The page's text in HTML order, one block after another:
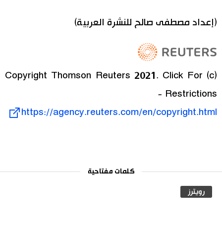
طوكيو
إعلان
(إعداد مصطفى صالح للنشرة العربية)
(c) Copyright Thomson Reuters 2021. Click For
Restrictions -
https://agency.reuters.com/en/copyright.html
كلمات مفتاحية
رويترز